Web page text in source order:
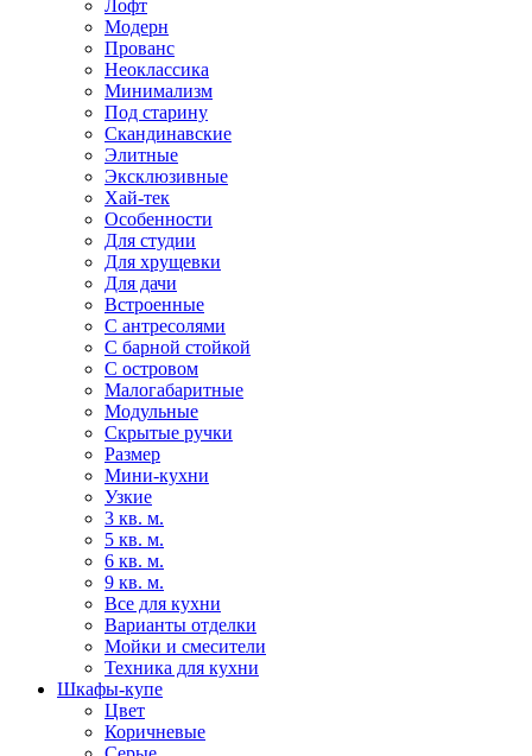
Лофт
Модерн
Прованс
Неоклассика
Минимализм
Под старину
Скандинавские
Элитные
Эксклюзивные
Хай-тек
Особенности
Для студии
Для хрущевки
Для дачи
Встроенные
С антресолями
С барной стойкой
С островом
Малогабаритные
Модульные
Скрытые ручки
Размер
Мини-кухни
Узкие
3 кв. м.
5 кв. м.
6 кв. м.
9 кв. м.
Все для кухни
Варианты отделки
Мойки и смесители
Техника для кухни
Шкафы-купе
Цвет
Коричневые